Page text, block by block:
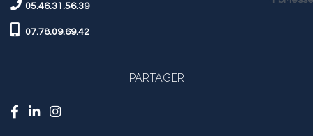
05.46.31.56.39
07.78.09.69.42
PARTAGER